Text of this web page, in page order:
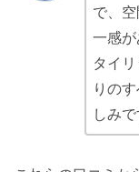
で、
一感
タイ
りの
しみで